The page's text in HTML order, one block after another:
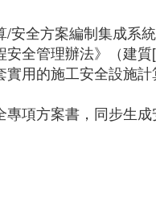
安全方案編制集成系
全管理辦法》（建
用的施工安全設施計
項方案書，同步生